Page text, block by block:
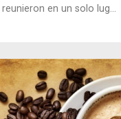
reunieron en un solo lug...